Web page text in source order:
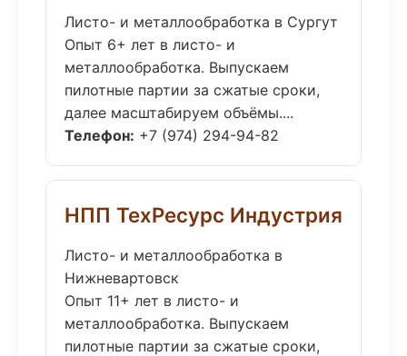
Листо- и металлообработка в Сургут
Опыт 6+ лет в листо- и
металлообработка. Выпускаем
пилотные партии за сжатые сроки,
далее масштабируем объёмы....
Телефон: +7 (974) 294-94-82
НПП ТехРесурс Индустрия
Листо- и металлообработка в
Нижневартовск
Опыт 11+ лет в листо- и
металлообработка. Выпускаем
пилотные партии за сжатые сроки,